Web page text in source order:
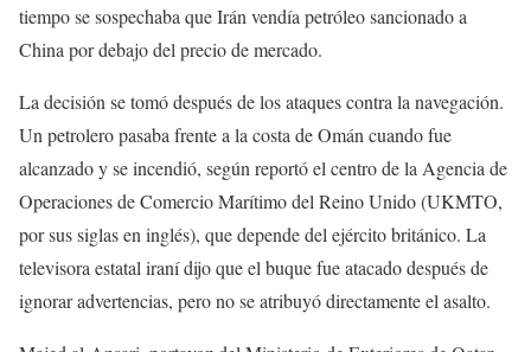
tiempo se sospechaba que Irán vendía petróleo sancionado a
China por debajo del precio de mercado.
La decisión se tomó después de los ataques contra la navegación.
Un petrolero pasaba frente a la costa de Omán cuando fue
alcanzado y se incendió, según reportó el centro de la Agencia de
Operaciones de Comercio Marítimo del Reino Unido (UKMTO,
por sus siglas en inglés), que depende del ejército británico. La
televisora estatal iraní dijo que el buque fue atacado después de
ignorar advertencias, pero no se atribuyó directamente el asalto.